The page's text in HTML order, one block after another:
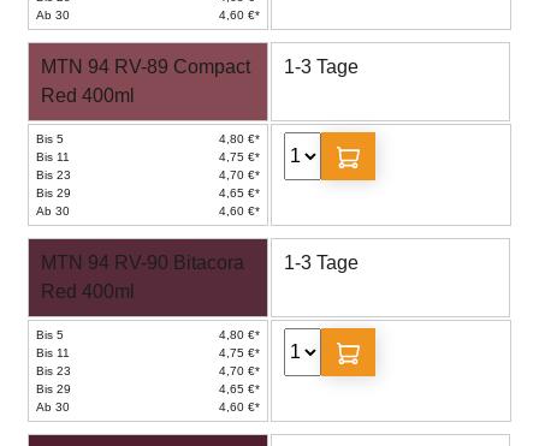
Ab 30
4,60 €*
MTN 94 RV-89 Compact
Red 400ml
1-3 Tage
Bis 5
4,80 €*
Bis 11
4,75 €*
Bis 23
4,70 €*
Bis 29
4,65 €*
Ab 30
4,60 €*
MTN 94 RV-90 Bitacora
Red 400ml
1-3 Tage
Bis 5
4,80 €*
Bis 11
4,75 €*
Bis 23
4,70 €*
Bis 29
4,65 €*
Ab 30
4,60 €*